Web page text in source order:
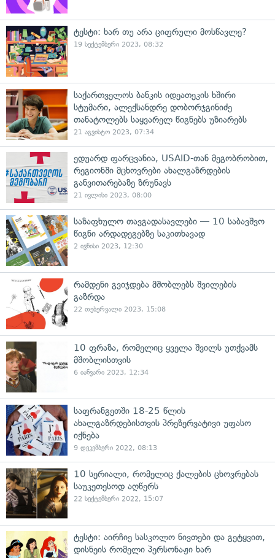
ტესტი: ხარ თუ არა ციფრული მოსწავლე?
19 სექტემბერი 2023, 08:32
საქართველოს ბანკის იდეათეკის ხშირი
სტუმარი, ალექსანდრე დობორჯგინიძე
თანატოლებს საყვარელ წიგნებს უზიარებს
21 აგვისტო 2023, 07:34
ედუარდ ფარცვანია, USAID-თან მეგობრობით,
რეგიონში მცხოვრები ახალგაზრდების
განვითარებაზე ზრუნავს
21 ივლისი 2023, 08:00
საზაფხულო თავგადასავლები — 10 საბავშვო
წიგნი არდადეგებზე საკითხავად
2 ივნისი 2023, 12:30
რამდენი გვიჯდება მშობლებს შვილების
გაზრდა
22 თებერვალი 2023, 15:08
10 ფრაზა, რომელიც ყველა შვილს უთქვამს
მშობლისთვის
6 იანვარი 2023, 12:34
საფრანგეთში 18-25 წლის
ახალგაზრდებისთვის პრეზერვატივი უფასო
იქნება
9 დეკემბერი 2022, 08:13
10 სერიალი, რომელიც ქალების ცხოვრებას
საუკეთესოდ აღწერს
22 სექტემბერი 2022, 15:07
ტესტი: აირჩიე სასკოლო ნივთები და გეტყვით,
დისნეის რომელი პერსონაჟი ხარ